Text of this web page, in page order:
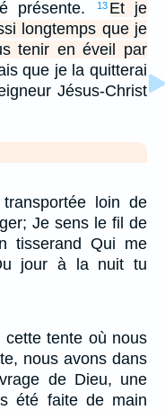
présente. 13 Et je
longtemps que je
tenir en éveil par
que je la quitterai
Jésus-Christ
loin de
Je sens le fil de
tisserand Qui me
jour à la nuit tu
tente où nous
nous avons dans
de Dieu, une
été faite de main